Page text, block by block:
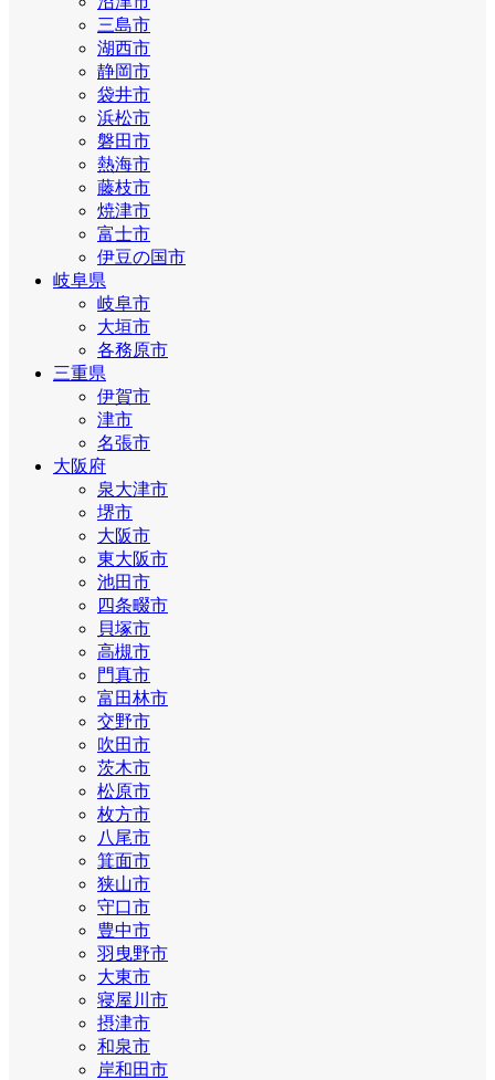
三島市
湖西市
静岡市
袋井市
浜松市
磐田市
熱海市
藤枝市
焼津市
富士市
伊豆の国市
岐阜県
岐阜市
大垣市
各務原市
三重県
伊賀市
津市
名張市
大阪府
泉大津市
堺市
大阪市
東大阪市
池田市
四条畷市
貝塚市
高槻市
門真市
富田林市
交野市
吹田市
茨木市
松原市
枚方市
八尾市
箕面市
狭山市
守口市
豊中市
羽曳野市
大東市
寝屋川市
摂津市
和泉市
岸和田市